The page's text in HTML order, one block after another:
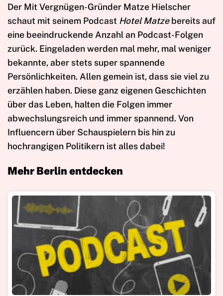
Der Mit Vergnügen-Gründer Matze Hielscher
schaut mit seinem Podcast Hotel Matzebereits auf
eine beeindruckende Anzahl an Podcast-Folgen
zurück. Eingeladen werden mal mehr, mal weniger
bekannte, aber stets super spannende
Persönlichkeiten. Allen gemein ist, dass sie viel zu
erzählen haben. Diese ganz eigenen Geschichten
über das Leben, halten die Folgen immer
abwechslungsreich und immer spannend. Von
Influencern über Schauspielern bis hin zu
hochrangigen Politikern ist alles dabei!
Mehr Berlin entdecken